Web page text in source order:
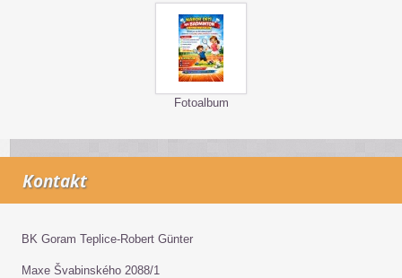
Fotoalbum
Kontakt
BK Goram Teplice-Robert Günter
Maxe Švabinského 2088/1